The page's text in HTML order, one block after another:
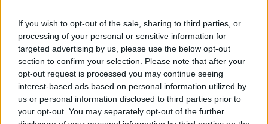
If you wish to opt-out of the sale, sharing to third parties, or
processing of your personal or sensitive information for
targeted advertising by us, please use the below opt-out
section to confirm your selection. Please note that after your
opt-out request is processed you may continue seeing
interest-based ads based on personal information utilized by
us or personal information disclosed to third parties prior to
your opt-out. You may separately opt-out of the further